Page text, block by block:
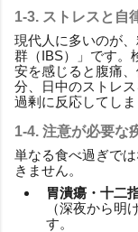
1-3. ストレスと自
現代人に多いのが
群（IBS）」です。
安を感じると腹痛
分、日中のストレ
過剰に反応してしま
1-4. 注意が必要な
単なる食べ過ぎで
きません。
胃潰瘍・十二
（深夜から明
す。